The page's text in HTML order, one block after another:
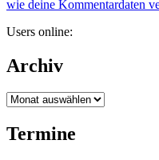
wie deine Kommentardaten
Users online:
Archiv
Archiv
Termine